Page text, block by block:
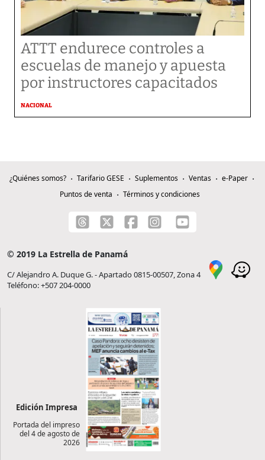
ATTT endurece controles a
escuelas de manejo y apuesta
por instructores capacitados
NACIONAL
¿Quiénes somos? Tarifario GESE Suplementos Ventas
e-Paper
Puntos de venta
Términos y condiciones
© 2019 La Estrella de Panamá
C/ Alejandro A. Duque G. - Apartado 0815-00507, Zona 4
Teléfono: +507 204-0000
Edición Impresa
Portada del impreso
del 4 de agosto de
2026